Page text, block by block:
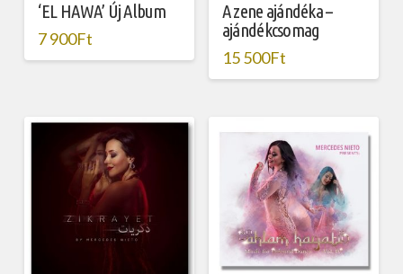
‘EL HAWA’ Új Album
7 900Ft
A zene ajándéka –
ajándékcsomag
15 500Ft